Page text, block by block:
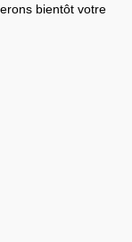
bientôt votre